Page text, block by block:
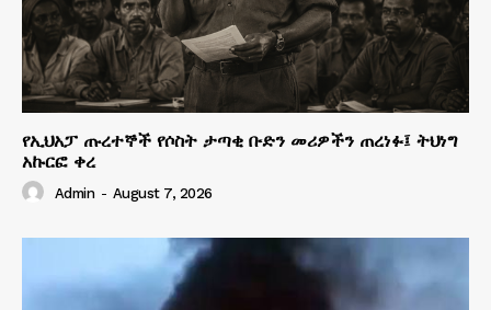
የኢህአፓ ጡረተኞች የሶስት ታጣቂ ቡድን መሪዎችን ጠረነፉ፤ ትህነግ
አኩርፎ ቀረ
Admin - August 7, 2026